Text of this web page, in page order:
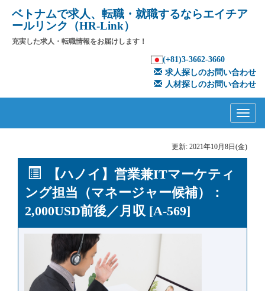
ベトナムで求人、転職・就職するならエイチア
ールリンク（HR-Link）
充実した求人・転職情報をお届けします！
(+81)3-3662-3660
求人探しのお問い合わせ
人材探しのお問い合わせ
Menu
content
更新: 2021年10月8日(金)
【ハノイ】営業兼ITマーケティ
ング担当（マネージャー候補）：
2,000USD前後／月収 [A-569]